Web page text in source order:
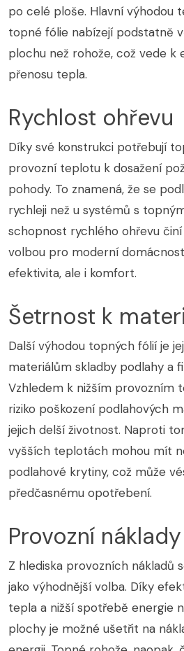
po celé ploše. Hlavní výhodou
topné fólie nabízejí podstatně
plochu než rohože, což vede k
přenosu tepla.
Rychlost ohřevu
Díky své konstrukci potřebují
provozní teplotu k dosažení
pohody. To znamená, že se
rychleji než u systémů s
schopnost rychlého ohřevu
volbou pro moderní
efektivita, ale i komfort.
Šetrnost k
Další výhodou topných fólií je
materiálům skladby podlahy a
Vzhledem k nižším provozním
riziko poškození podlahových
jejich delší životnost. Naproti
vyšších teplotách mohou mít
podlahové krytiny, což může
předčasnému opotřebení.
Provozní náklady
Z hlediska provozních nákladů
jako výhodnější volba. Díky
tepla a nižší spotřebě energie
plochy je možné ušetřit na